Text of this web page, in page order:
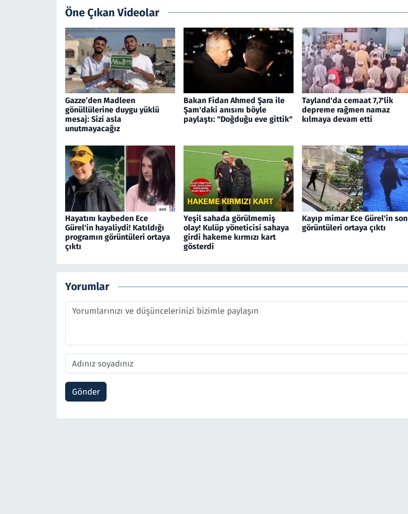
Öne Çıkan Videolar
Gazze’den Madleen
gönüllülerine duygu yüklü
mesaj: Sizi asla
unutmayacağız
Bakan Fidan Ahmed Şara ile
Şam'daki anısını böyle
paylaştı: "Doğduğu eve gittik"
Tayland'da cemaat 7,7'lik
depreme rağmen namaz
kılmaya devam etti
Hayatını kaybeden Ece
Gürel'in hayaliydi! Katıldığı
programın görüntüleri ortaya
çıktı
Yeşil sahada görülmemiş
olay! Kulüp yöneticisi sahaya
girdi hakeme kırmızı kart
gösterdi
Kayıp mimar Ece Gürel'in son
görüntüleri ortaya çıktı
Yorumlar
Gönder